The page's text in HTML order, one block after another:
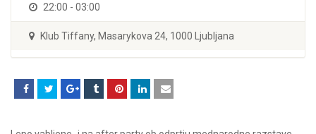
22:00 - 03:00
Klub Tiffany, Masarykova 24, 1000 Ljubljana